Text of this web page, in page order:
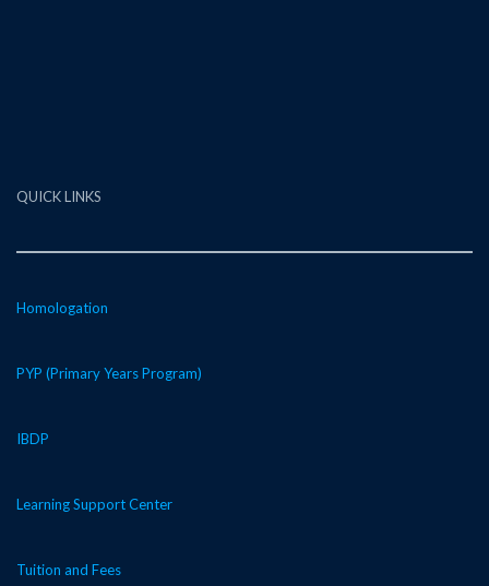
QUICK LINKS
Homologation
PYP (Primary Years Program)
IBDP
Learning Support Center
Tuition and Fees